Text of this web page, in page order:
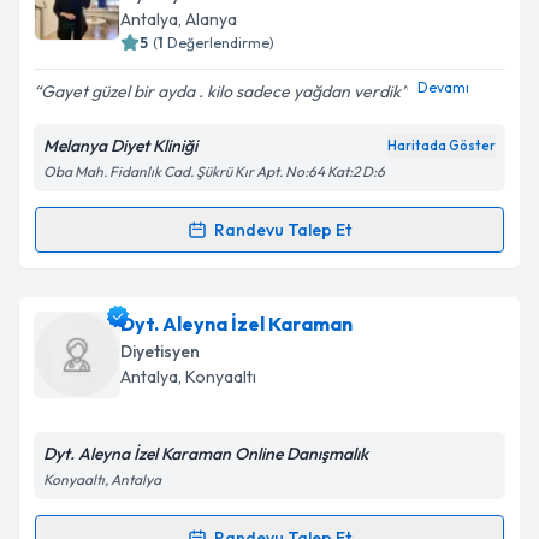
hazırlandığında e-posta ile bilgilendireceğiz.
Kişisel verilerimin işlenmesine ilişkin
Metni'ni okudum ve kişisel verilerimin belirtilen
kapsamda işlenmesini kabul ediyorum.
Antalya, Alanya
5 (1 Değerlendirme)
Gayet güzel bir ayda . kilo sadece yağdan verdik Devamı
Melanya Diyet Kliniği Haritada Göster
Oba Mah. Fidanlık Cad. Şükrü Kır Apt. No:64 Kat:2 D:6
Randevu Talep Et
Randevu Takvimi Talebi
Dyt. Melike Yiğitiçin randevu takvimi talebi oluşturun.
Size bu uzmandan randevu almanız için bir takvim
hazırlandığında e-posta ile bilgilendireceğiz.
Dyt. Aleyna İzel Karaman
Diyetisyen
Antalya, Konyaaltı
Dyt. Aleyna İzel Karaman Online Danışmalık
Konyaaltı, Antalya